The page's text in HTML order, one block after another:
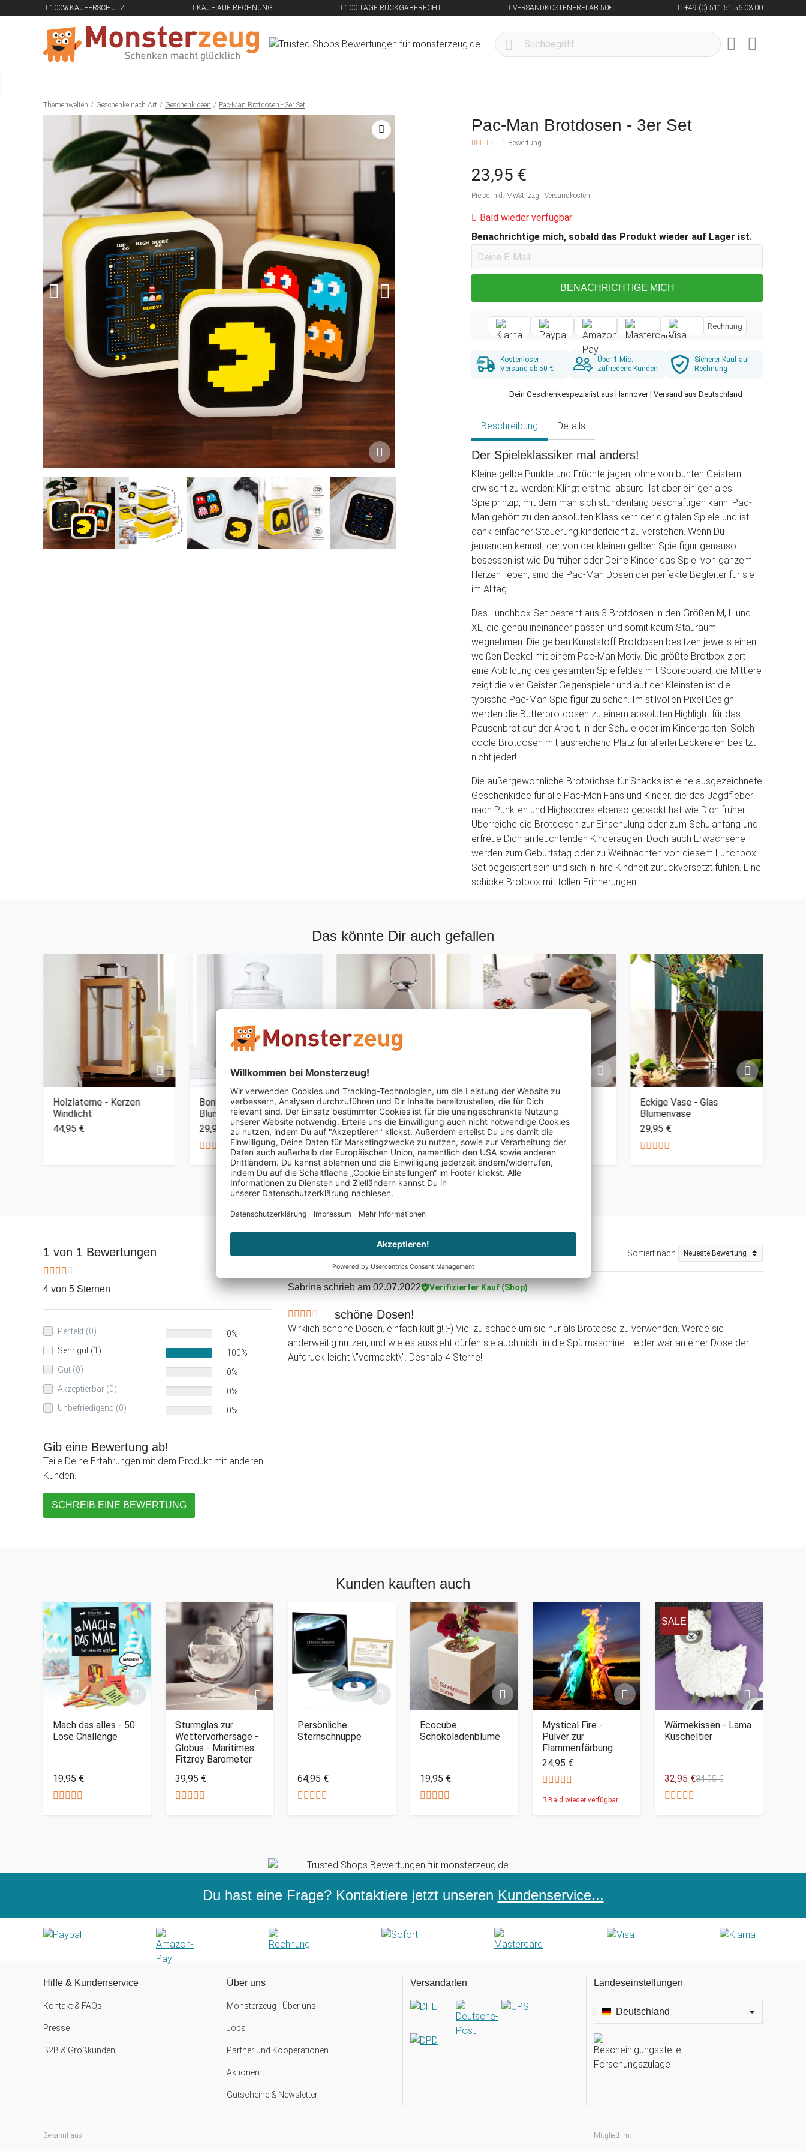
100% KÄUFERSCHUTZ KAUF AUF RECHNUNG 100 TAGE RÜCKGABERECHT VERSANDKOSTENFREI AB 50€ +49 (0) 511 51 56 03 00
Themenwelten Geschenke nach Art Geschenkideen Pac-Man Brotdosen - 3er Set
Pac-Man Brotdosen - 3er Set
1 Bewertung
23,95 €
Preise inkl. MwSt. zzgl. Versandkosten
Bald wieder verfügbar
Benachrichtige mich, sobald das Produkt wieder auf Lager ist.
BENACHRICHTIGE MICH
Rechnung
Kostenloser
Versand ab 50 €
Über 1 Mio.
zufriedene Kunden
Sicherer Kauf auf
Rechnung
Dein Geschenkespezialist aus Hannover | Versand aus Deutschland
Beschreibung Details
Der Spieleklassiker mal anders!
Kleine gelbe Punkte und Früchte jagen, ohne von bunten Geistern
erwischt zu werden: Klingt erstmal absurd. Ist aber ein geniales
Spielprinzip, mit dem man sich stundenlang beschäftigen kann. Pac-
Man gehört zu den absoluten Klassikern der digitalen Spiele und ist
dank einfacher Steuerung kinderleicht zu verstehen. Wenn Du
jemanden kennst, der von der kleinen gelben Spielfigur genauso
besessen ist wie Du früher oder Deine Kinder das Spiel von ganzem
Herzen lieben, sind die Pac-Man Dosen der perfekte Begleiter für sie
im Alltag.
Das Lunchbox Set besteht aus 3 Brotdosen in den Größen M, L und
XL, die genau ineinander passen und somit kaum Stauraum
wegnehmen. Die gelben Kunststoff-Brotdosen besitzen jeweils einen
weißen Deckel mit einem Pac-Man Motiv. Die größte Brotbox ziert
eine Abbildung des gesamten Spielfeldes mit Scoreboard, die Mittlere
zeigt die vier Geister Gegenspieler und auf der Kleinsten ist die
typische Pac-Man Spielfigur zu sehen. Im stilvollen Pixel Design
werden die Butterbrotdosen zu einem absoluten Highlight für das
Pausenbrot auf der Arbeit, in der Schule oder im Kindergarten. Solch
coole Brotdosen mit ausreichend Platz für allerlei Leckereien besitzt
nicht jeder!
Die außergewöhnliche Brotbüchse für Snacks ist eine ausgezeichnete
Geschenkidee für alle Pac-Man Fans und Kinder, die das Jagdfieber
nach Punkten und Highscores ebenso gepackt hat wie Dich früher.
Überreiche die Brotdosen zur Einschulung oder zum Schulanfang und
erfreue Dich an leuchtenden Kinderaugen. Doch auch Erwachsene
werden zum Geburtstag oder zu Weihnachten von diesem Lunchbox
Set begeistert sein und sich in ihre Kindheit zurückversetzt fühlen. Eine
schicke Brotbox mit tollen Erinnerungen!
Das könnte Dir auch gefallen
Holzlaterne - Kerzen
Windlicht
44,95 €
Bonbonglas mit Gravur -
Blumenherz Mama
29,95 €
Edelstahl Laterne - Silber
39,95 €
Puzzle Brettchen - 2er
Set
29,95 €
Eckige Vase - Glas
Blumenvase
29,95 €
1 von 1 Bewertungen
4 von 5 Sternen
Perfekt (0)
0%
Sehr gut (1)
100%
Gut (0)
0%
Akzeptierbar (0)
0%
Unbefriedigend (0)
0%
Gib eine Bewertung ab!
Teile Deine Erfahrungen mit dem Produkt mit anderen
Kunden.
SCHREIB EINE BEWERTUNG
Sortiert nach
Sabrinaschrieb am 02.07.2022 Verifizierter Kauf (Shop)
schöne Dosen!
Wirklich schöne Dosen, einfach kultig! :-) Viel zu schade um sie nur als Brotdose zu verwenden. Werde sie
anderweitig nutzen, und wie es aussieht dürfen sie auch nicht in die Spülmaschine. Leider war an einer Dose der
Aufdruck leicht \"vermackt\". Deshalb 4 Sterne!
Kunden kauften auch
Mach das alles - 50
Lose Challenge
19,95 €
Sturmglas zur
Wettervorhersage -
Globus - Maritimes
Fitzroy Barometer
39,95 €
Persönliche
Sternschnuppe
64,95 €
Ecocube
Schokoladenblume
19,95 €
Mystical Fire -
Pulver zur
Flammenfärbung
24,95 €
Bald wieder verfügbar
SALE
Wärmekissen - Lama
Kuscheltier
32,95 €34,95 €
Du hast eine Frage? Kontaktiere jetzt unseren Kundenservice...
Hilfe & Kundenservice
Kontakt & FAQs
Presse
B2B & Großkunden
Über uns
Monsterzeug - Über uns
Jobs
Partner und Kooperationen
Aktionen
Gutscheine & Newsletter
Versandarten Landeseinstellungen
Deutschland
Bekannt aus: Mitglied im: